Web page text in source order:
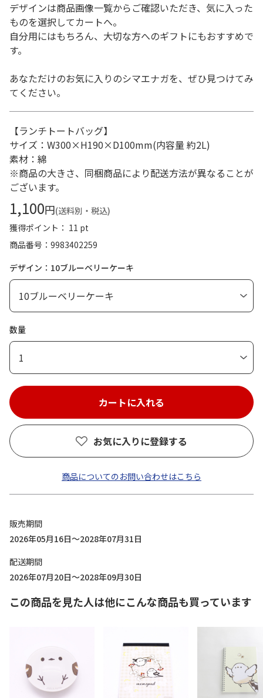
デザインは商品画像一覧からご確認いただき、気に入った
ものを選択してカートへ。
自分用にはもちろん、大切な方へのギフトにもおすすめで
す。
あなただけのお気に入りのシマエナガを、ぜひ見つけてみ
てください。
【ランチトートバッグ】
サイズ：W300×H190×D100mm(内容量 約2L)
素材：綿
※商品の大きさ、同梱商品により配送方法が異なることが
ございます。
1,100円(送料別・税込)
獲得ポイント： 11 pt
商品番号
9983402259
デザイン：10ブルーベリーケーキ
数量
1
お気に入りに登録する
商品についてのお問い合わせはこちら
販売期間
2026年05月16日～2028年07月31日
配送期間
2026年07月20日～2028年09月30日
この商品を見た人は他にこんな商品も買っています